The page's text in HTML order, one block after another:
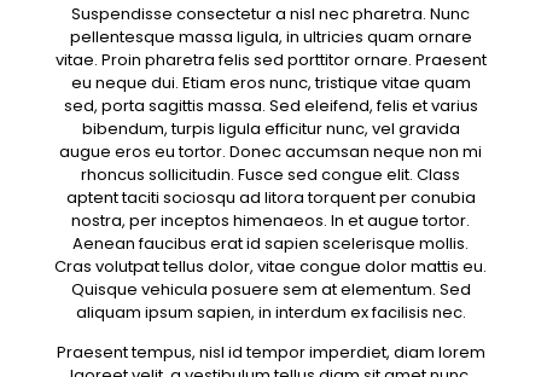
Suspendisse consectetur a nisl nec pharetra. Nunc
pellentesque massa ligula, in ultricies quam ornare
vitae. Proin pharetra felis sed porttitor ornare. Praesent
eu neque dui. Etiam eros nunc, tristique vitae quam
sed, porta sagittis massa. Sed eleifend, felis et varius
bibendum, turpis ligula efficitur nunc, vel gravida
augue eros eu tortor. Donec accumsan neque non mi
rhoncus sollicitudin. Fusce sed congue elit. Class
aptent taciti sociosqu ad litora torquent per conubia
nostra, per inceptos himenaeos. In et augue tortor.
Aenean faucibus erat id sapien scelerisque mollis.
Cras volutpat tellus dolor, vitae congue dolor mattis eu.
Quisque vehicula posuere sem at elementum. Sed
aliquam ipsum sapien, in interdum ex facilisis nec.
Praesent tempus, nisl id tempor imperdiet, diam lorem